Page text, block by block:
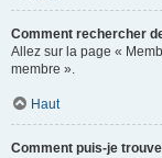
Comment rechercher
Allez sur la page «
membre ».
Haut
Comment puis-je